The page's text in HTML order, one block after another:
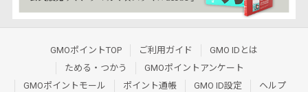
GMOポイントTOP ご利用ガイド
GMO IDとは
ためる・つかう
GMOポイントアンケート
GMOポイントモール
ポイント通帳 GMO ID設定
ヘルプ